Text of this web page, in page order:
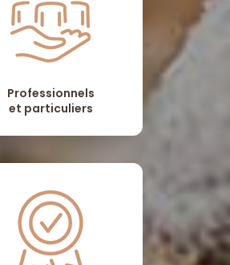
Professionnels
et particuliers